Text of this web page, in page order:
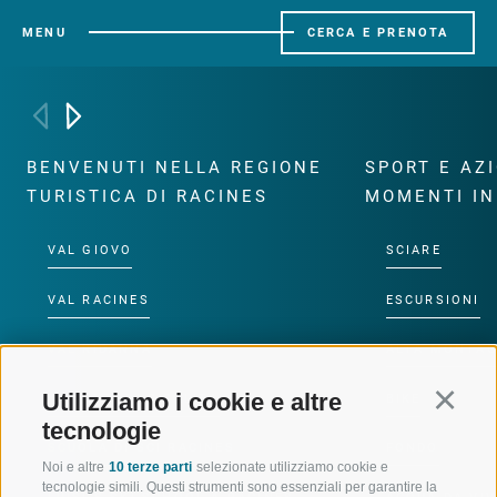
Utilizziamo i cookie e altre
tecnologie
Noi e altre 10 terze parti selezionate utilizziamo cookie e
tecnologie simili. Questi strumenti sono essenziali per garantire la
MENU CERCA E PRENOTA
BENVENUTI NELLA REGIONE
TURISTICA DI RACINES
VAL GIOVO
VAL RACINES
VAL RIDANNA
IMPIANTI DI RISALITA
SCUOLA DI SCI RACINES
SPORT E
MOMENTI
SCIARE
ESCURSIONI
ALTA